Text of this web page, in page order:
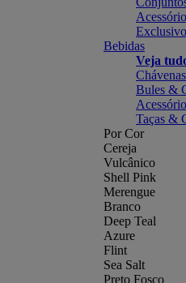
Bebidas
Veja
Chávenas
Bules &
Taças &
Por Cor
Cereja
Vulcânico
Shell Pink
Merengue
Branco
Deep Teal
Azure
Flint
Sea Salt
Preto Fosco